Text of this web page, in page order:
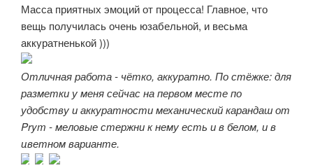
Масса приятных эмоций от процесса! Главное, что
вещь получилась очень юзабельной, и весьма
аккуратненькой )))
Отличная работа - чётко, аккуратно. По стёжке: для
разметки у меня сейчас на первом месте по
удобству и аккуратности механический карандаш от
Prym - меловые стержни к нему есть и в белом, и в
цветном варианте.